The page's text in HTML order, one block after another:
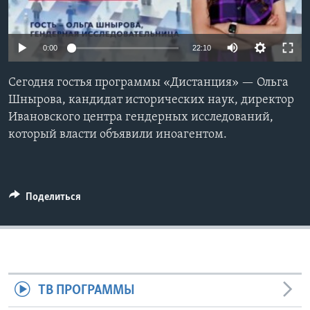
Learning English
СОЦИАЛЬНЫЕ СЕТИ
Языки
0:00 22:10
Сегодня гостья программы «Дистанция» — Ольга
Шнырова, кандидат исторических наук, директор
Ивановского центра гендерных исследований,
который власти объявили иноагентом.
Поделиться
ТВ ПРОГРАММЫ